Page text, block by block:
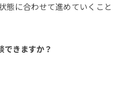
態に合わせて進めていくこと
できますか？